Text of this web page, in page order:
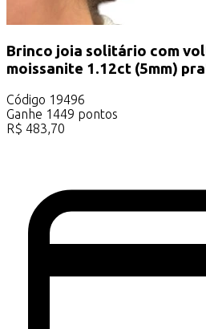
Brinco joia solitário com
moissanite 1.12ct (5mm)
Código 19496
Ganhe 1449 pontos
R$ 483,70